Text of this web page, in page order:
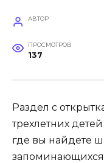
АВТОР
ПРОСМОТРОВ
137
Раздел с
трехлетних
где вы найдете